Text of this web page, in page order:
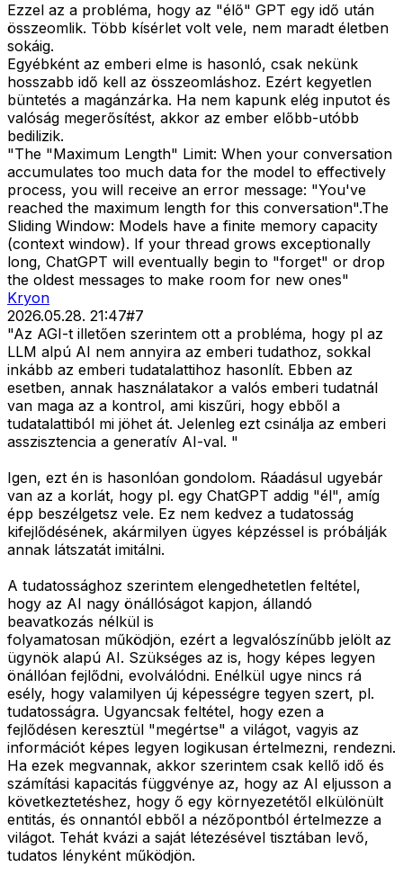
Ezzel az a probléma, hogy az "élő" GPT egy idő után
összeomlik. Több kísérlet volt vele, nem maradt életben
sokáig.
Egyébként az emberi elme is hasonló, csak nekünk
hosszabb idő kell az összeomláshoz. Ezért kegyetlen
büntetés a magánzárka. Ha nem kapunk elég inputot és
valóság megerősítést, akkor az ember előbb-utóbb
bedilizik.
"The "Maximum Length" Limit: When your conversation
accumulates too much data for the model to effectively
process, you will receive an error message: "You've
reached the maximum length for this conversation".The
Sliding Window: Models have a finite memory capacity
(context window). If your thread grows exceptionally
long, ChatGPT will eventually begin to "forget" or drop
the oldest messages to make room for new ones"
Kryon
2026.05.28. 21:47#7
"Az AGI-t illetően szerintem ott a probléma, hogy pl az
LLM alpú AI nem annyira az emberi tudathoz, sokkal
inkább az emberi tudatalattihoz hasonlít. Ebben az
esetben, annak használatakor a valós emberi tudatnál
van maga az a kontrol, ami kiszűri, hogy ebből a
tudatalattiból mi jöhet át. Jelenleg ezt csinálja az emberi
asszisztencia a generatív AI-val. "
Igen, ezt én is hasonlóan gondolom. Ráadásul ugyebár
van az a korlát, hogy pl. egy ChatGPT addig "él", amíg
épp beszélgetsz vele. Ez nem kedvez a tudatosság
kifejlődésének, akármilyen ügyes képzéssel is próbálják
annak látszatát imitálni.
A tudatossághoz szerintem elengedhetetlen feltétel,
hogy az AI nagy önállóságot kapjon, állandó
beavatkozás nélkül is
folyamatosan működjön, ezért a legvalószínűbb jelölt az
ügynök alapú AI. Szükséges az is, hogy képes legyen
önállóan fejlődni, evolválódni. Enélkül ugye nincs rá
esély, hogy valamilyen új képességre tegyen szert, pl.
tudatosságra. Ugyancsak feltétel, hogy ezen a
fejlődésen keresztül "megértse" a világot, vagyis az
információt képes legyen logikusan értelmezni, rendezni.
Ha ezek megvannak, akkor szerintem csak kellő idő és
számítási kapacitás függvénye az, hogy az AI eljusson a
következtetéshez, hogy ő egy környezetétől elkülönült
entitás, és onnantól ebből a nézőpontból értelmezze a
világot. Tehát kvázi a saját létezésével tisztában levő,
tudatos lényként működjön.